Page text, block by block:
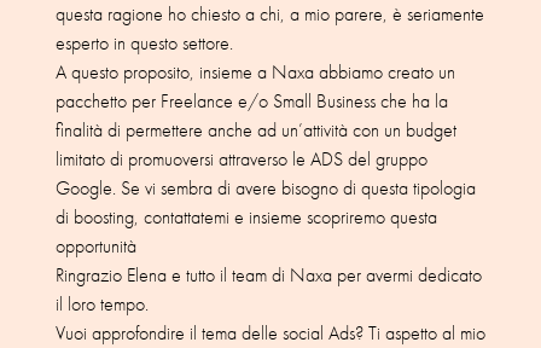
questa ragione ho chiesto a chi, a mio parere, è seriamente
esperto in questo settore.
A questo proposito, insieme a Naxa abbiamo creato un
pacchetto per Freelance e/o Small Business che ha la
finalità di permettere anche ad un’attività con un budget
limitato di promuoversi attraverso le ADS del gruppo
Google. Se vi sembra di avere bisogno di questa tipologia
di boosting, contattatemi e insieme scopriremo questa
opportunità
Ringrazio Elena e tutto il team di Naxa per avermi dedicato
il loro tempo.
Vuoi approfondire il tema delle social Ads? Ti aspetto al mio